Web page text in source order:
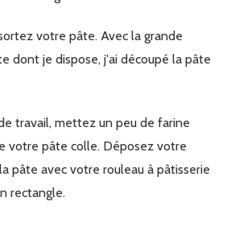
dont je dispose, j'ai découpé la pâte
votre pâte colle. Déposez votre
pâte avec votre rouleau à pâtisserie
rectangle.